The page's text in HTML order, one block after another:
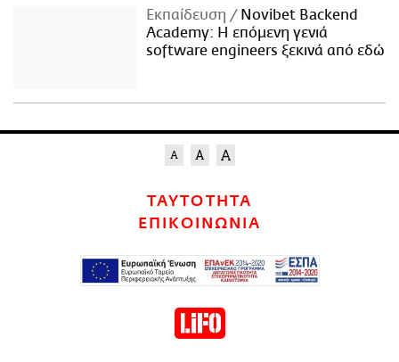
Εκπαίδευση
Novibet Backend
Academy: Η επόμενη γενιά
software engineers ξεκινά από εδώ
ΤΑΥΤΟΤΗΤΑ
ΕΠΙΚΟΙΝΩΝΙΑ